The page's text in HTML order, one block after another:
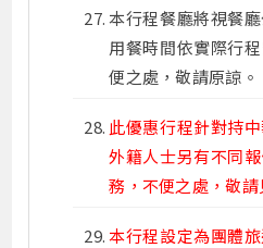
本行程餐廳將視餐
用餐時間依實際行
便之處，敬請原諒。
此優惠行程針對持
外籍人士另有不同
務，不便之處，敬請
本行程設定為團體